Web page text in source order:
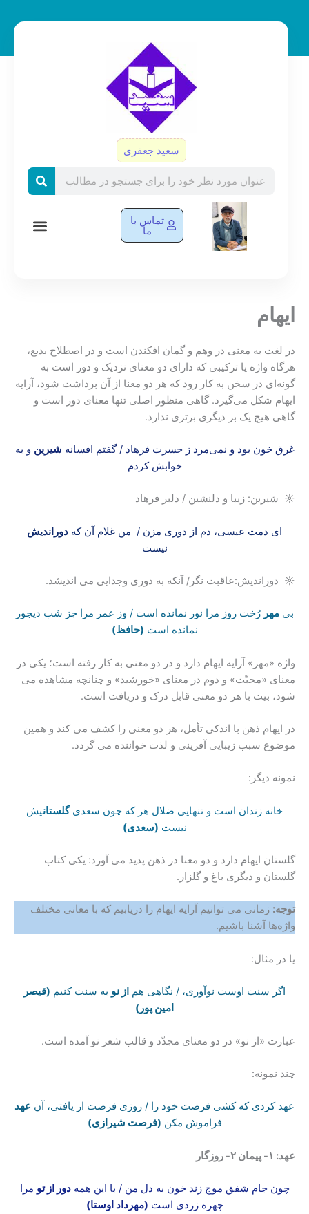
سعید جعفری
تماس با
ما
ایهام
در لغت به معنی در وهم و گمان افکندن است و در اصطلاح بدیع،
هرگاه واژه یا ترکیبی که دارای دو معنای نزدیک و دور است به
گونه‌ای در سخن به کار رود که هر دو معنا از آن برداشت شود، آرایه
ایهام شکل می‌گیرد. گاهی منظور اصلی تنها معنای دور است و
گاهی هیچ یک بر دیگری برتری ندارد.
غرق خون بود و نمی‌مرد ز حسرت فرهاد / گفتم افسانه شیرین و به
خوابش کردم
☼ شیرین: زیبا و دلنشین / دلبر فرهاد
ای دمت عیسی، دم از دوری مزن / من غلام آن که دوراندیش
نیست
☼ دوراندیش:عاقبت نگر/ آنکه به دوری وجدایی می اندیشد.
بیمهر رُخت روز مرا نور نمانده است / وز عمر مرا جز شب دیجور
نمانده است (حافظ)
واژه «مهر» آرایه ایهام دارد و در دو معنی به کار رفته است؛ یکی در
معنای «محبّت» و دوم در معنای «خورشید» و چنانچه مشاهده می
شود، بیت با هر دو معنی قابل درک و دریافت است.
در ایهام ذهن با اندکی تأمل، هر دو معنی را کشف می کند و همین
موضوع سبب زیبایی آفرینی و لذت خواننده می گردد.
نمونه دیگر:
خانه زندان است و تنهایی ضلال هر که چون سعدیگلستانیش
نیست (سعدی)
گلستان ایهام دارد و دو معنا در ذهن پدید می آورد: یکی کتاب
گلستان و دیگری باغ و گلزار.
توجه: زمانی می توانیم آرایه ایهام را دریابیم که با معانی مختلف
واژه‌ها آشنا باشیم.
یا در مثال:
اگر سنت اوست نوآوری، / نگاهی هم از نو به سنت کنیم (قیصر
امین پور)
عبارت «از نو» در دو معنای مجدّد و قالب شعر نو آمده است.
چند نمونه:
عهد کردی که کشی فرصت خود را / روزی فرصت ار یافتی، آن عهد
فراموش مکن (فرصت شیرازی)
عهد: ۱- پیمان ۲- روزگار
چون جام شفق موج زند خون به دل من / با این همهدور از تو مرا
چهره زردی است (مهرداد اوستا)